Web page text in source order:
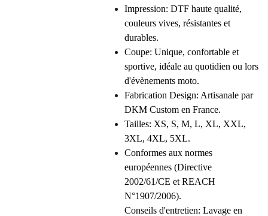
Impression: DTF haute qualité,
couleurs vives, résistantes et
durables.
Coupe: Unique, confortable et
sportive, idéale au quotidien ou lors
d'évènements moto.
Fabrication Design: Artisanale par
DKM Custom en France.
Tailles: XS, S, M, L, XL, XXL,
3XL, 4XL, 5XL.
Conformes aux normes
européennes (Directive
2002/61/CE et REACH
N°1907/2006).
Conseils d'entretien: Lavage en